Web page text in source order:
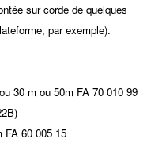
sur corde de quelques
par exemple).
30 m ou 50m FA 70 010 99
FA 60 005 15